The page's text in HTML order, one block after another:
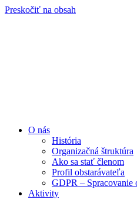
Preskočiť na obsah
O nás
História
Organizačná štruktúra
Ako sa stať členom
Profil obstarávateľa
GDPR – Spracovanie
Aktivity